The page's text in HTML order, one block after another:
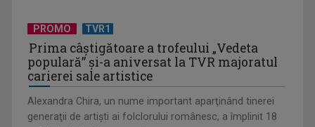
PROMO TVR1
Prima câştigătoare a trofeului „Vedeta
populară” şi-a aniversat la TVR majoratul
carierei sale artistice
Alexandra Chira, un nume important aparţinând tinerei
generaţii de artişti ai folclorului românesc, a împlinit 18